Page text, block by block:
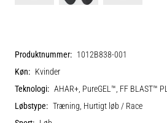
Produktnummer: 1012B838-001
Køn: Kvinder
Teknologi: AHAR+, PureGEL™, FF BLAST™
Løbstype: Træning, Hurtigt løb / Race